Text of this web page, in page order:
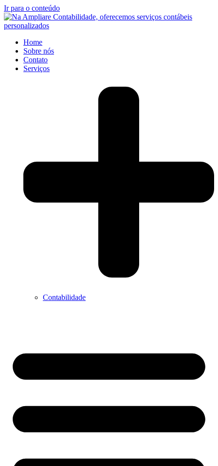
Ir para o conteúdo
Home
Sobre nós
Contato
Serviços
Contabilidade